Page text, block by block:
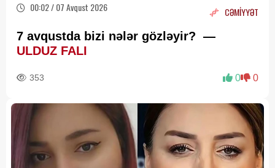
00:02 / 07 Avqust 2026 CƏMİYYƏT
7 avqustda bizi nələr gözləyir? —
ULDUZ FALI
353 0 0